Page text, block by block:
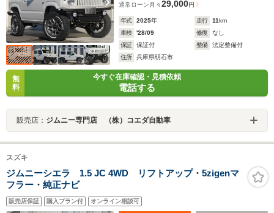
通常ローン 月々29,000円
年式 2025年 走行 11km
車検
'28/09 修復
なし
保証
保証付 整備
法定整備付
住所
兵庫県明石市
無
料
今すぐ在庫確認・見積依頼
電話する
販売店： ジムニー専門店 （株）コエダ自動車
スズキ
ジムニーシエラ 1.5 JC 4WD リフトアップ・5zigenマ
フラー・純正ナビ
販売店保証 購入プラン付 オンライン相談可